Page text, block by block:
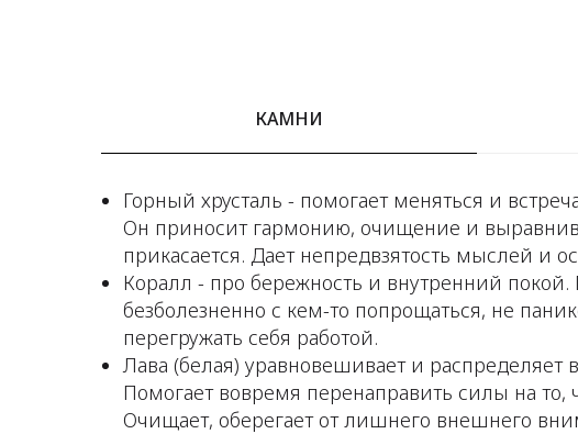
КАМНИ
Горный хрусталь - помогает меняться и
Он приносит гармонию, очищение и
прикасается. Дает непредвзятость мыслей и
Коралл - про бережность и внутренний
безболезненно с кем-то попрощаться, не
перегружать себя работой.
Лава (белая) уравновешивает и
Помогает вовремя перенаправить силы на то,
Очищает, оберегает от лишнего внешнего